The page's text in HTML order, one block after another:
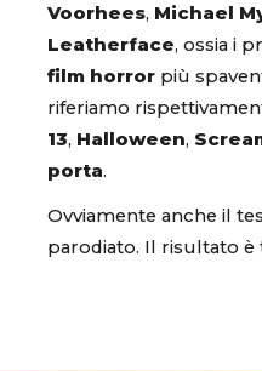
Voorhees, Michael
Leatherface, ossia i
film horror più
riferiamo
13, Halloween,
porta.
Ovviamente anche il
parodiato. Il risultato è